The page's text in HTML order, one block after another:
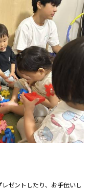
ゼントしたり、お手伝いし